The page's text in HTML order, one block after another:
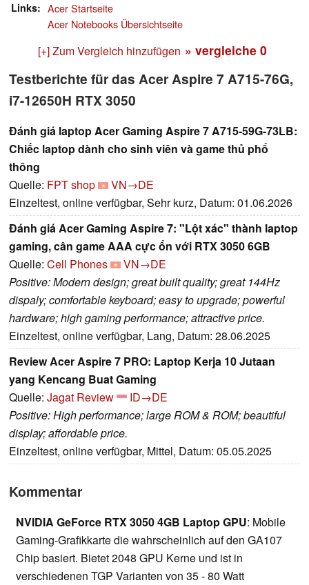
Links
Acer Startseite
Acer Notebooks Übersichtseite
[+] Zum Vergleich hinzufügen » vergleiche 0
Testberichte für das Acer Aspire 7 A715-76G,
i7-12650H RTX 3050
Đánh giá laptop Acer Gaming Aspire 7 A715-59G-73LB:
Chiếc laptop dành cho sinh viên và game thủ phổ
thông
Quelle: FPT shop
VN→DE
Einzeltest, online verfügbar, Sehr kurz, Datum: 01.06.2026
Đánh giá Acer Gaming Aspire 7: "Lột xác" thành laptop
gaming, cân game AAA cực ổn với RTX 3050 6GB
Quelle: Cell Phones
VN→DE
Positive: Modern design; great built quality; great 144Hz
dispaly; comfortable keyboard; easy to upgrade; powerful
hardware; high gaming performance; attractive price.
Einzeltest, online verfügbar, Lang, Datum: 28.06.2025
Review Acer Aspire 7 PRO: Laptop Kerja 10 Jutaan
yang Kencang Buat Gaming
Quelle: Jagat Review
ID→DE
Positive: High performance; large ROM & ROM; beautiful
display; affordable price.
Einzeltest, online verfügbar, Mittel, Datum: 05.05.2025
Kommentar
NVIDIA GeForce RTX 3050 4GB Laptop GPU: Mobile
Gaming-Grafikkarte die wahrscheinlich auf den GA107
Chip basiert. Bietet 2048 GPU Kerne und ist in
verschiedenen TGP Varianten von 35 - 80 Watt